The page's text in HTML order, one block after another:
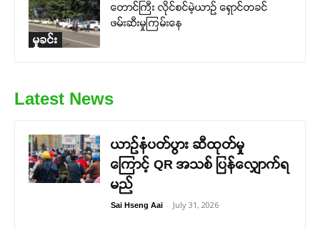
မှုခင်း
တောင်ကြီး လိုင်စင်မဲ့ယာဉ် ရှောင်တခင်
ဖမ်းဆီးမှုကြမ်းနေ
Latest News
ယာဉ်နံပတ်ပွား ဆီထုတ်မှု
ကြောင့် QR အသစ် ပြန်လျှောက်ရ
မည်
Sai Hseng Aai - July 31, 2026